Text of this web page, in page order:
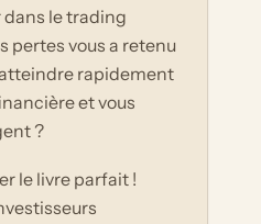
dans le trading
pertes vous a retenu
rapidement
et vous
?
le livre parfait !